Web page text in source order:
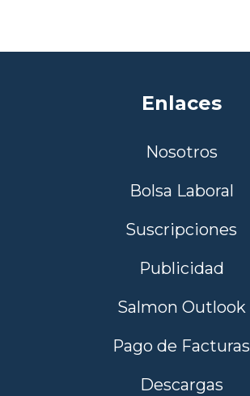
Enlaces
Nosotros
Bolsa Laboral
Suscripciones
Publicidad
Salmon Outlook
Pago de Facturas
Descargas